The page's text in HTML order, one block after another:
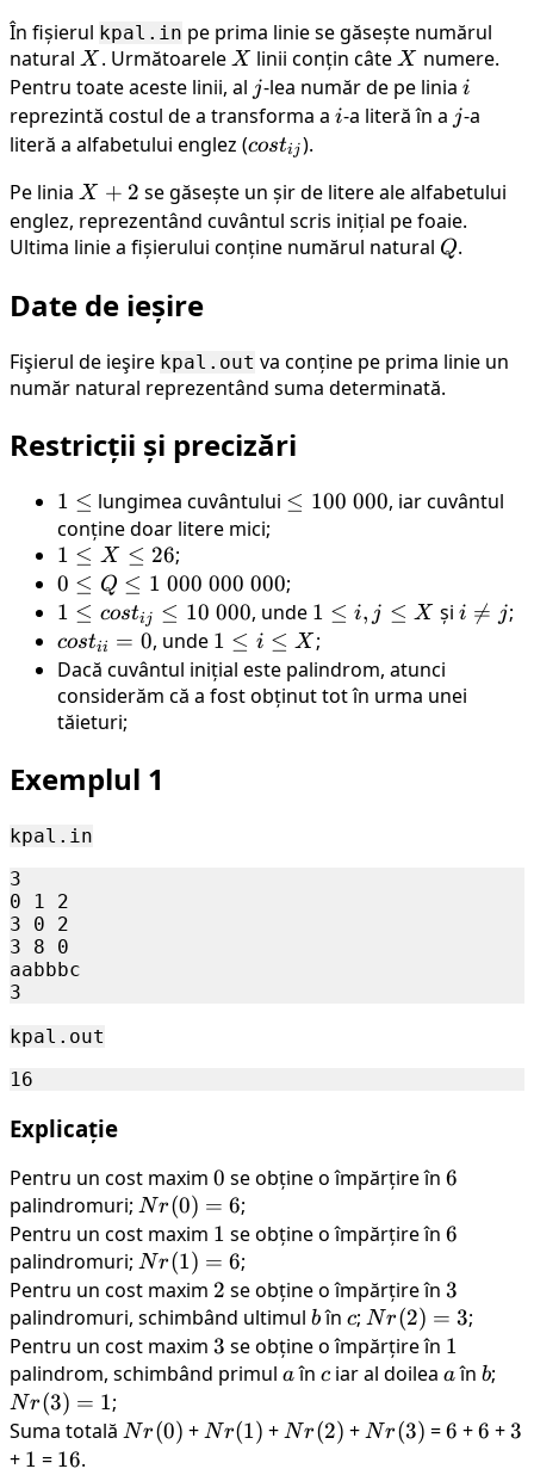
În fișierul kpal.in pe prima linie se găsește numărul
natural X
X . UrmătoareleX
X linii conțin câteX
X numere.
Pentru toate aceste linii, al jj-lea număr de pe liniai
i
reprezintă costul de a transforma a i
i-a literă în a jj-a
literă a alfabetului englez (cost_{ij}
costij ).
Pe linia X
+
2
X + 2 se găsește un șir de litere ale alfabetului
englez, reprezentând cuvântul scris inițial pe foaie.
Ultima linie a fișierului conține numărul natural Q
Q.
Date de ieșire
Fişierul de ieşire kpal.out va conține pe prima linie un
număr natural reprezentând suma determinată.
Restricții și precizări
1
\leq
1 ≤ lungimea cuvântului \leq
000
≤ 100 000, iar cuvântul
conține doar litere mici;
1
\leq
X
\leq
26
1 ≤ X ≤ 26;
0
\leq
Q
\leq
1 \
000
000
000
0 ≤ Q ≤ 1 000 000 000;
1 \leq
cost_{ij}
\leq 10 \
000
1 ≤ costij ≤ 10 000, unde 1
\leq
i, j
\leq
1 ≤ i, j ≤ X și i
i 
= j;
cost_{ii}
= 0
costii = 0, unde 1
\leq
i
1 ≤ i ≤ X ;
Dacă cuvântul inițial este palindrom, atunci
considerăm că a fost obținut tot în urma unei
tăieturi;
Exemplul 1
kpal.in
3
0 1 2
3 0 2
3 8 0
aabbbc
kpal.out
Explicație
Pentru un cost maxim 0
0 se obține o împărțire în 6
6
palindromuri; Nr(0)
= 6
Nr(0) = 6;
Pentru un cost maxim 1
1 se obține o împărțire în 6
6
palindromuri; Nr(1)
= 6
Nr(1) = 6;
Pentru un cost maxim 2
2 se obține o împărțire în 3
3
palindromuri, schimbând ultimul b
bîn c
c; Nr(2)
= 3
Nr(2) = 3;
Pentru un cost maxim 3
3 se obține o împărțire în 1
1
palindrom, schimbând primul a
aîn c
c iar al doilea a
aîn b
b;
Nr(3) = 1;
Suma totală Nr(0)
Nr(0) +Nr(1)
Nr(1) +Nr(2)
Nr(2) +Nr(3)
Nr(3) =6
6 +6
6 +3
3
+ 1
1 = 16
16.